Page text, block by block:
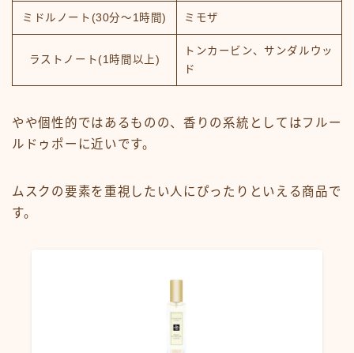
ミドルノート(30分～1時間) ミモザ
ラストノート(1時間以上)
トンカービン、サンダルウッ
ド
やや個性的ではあるものの、香りの系統としてはフルー
ルドゥポーに近いです。
ムスクの要素を重視したい人にぴったりといえる商品で
す。